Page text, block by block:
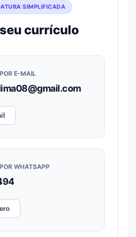
SIMPLIFICADA
currículo
E-MAIL
WHATSAPP